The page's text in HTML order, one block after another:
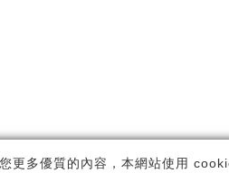
更多優質的內容，本網站使用